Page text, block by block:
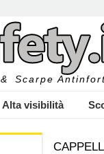
& Scarpe
Alta visibilità